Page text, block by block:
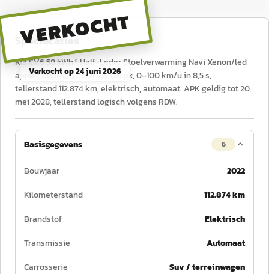
VERKOCHT
Verkocht op24 juni 2026
Specificaties
Kia EV6 58 kWh [ Half-Leder Stoelverwarming Navi Xenon/led
apple/ android] uit 2022, 170 pk, 0–100 km/u in 8,5 s,
tellerstand 112.874 km, elektrisch, automaat. APK geldig tot 20
mei 2028, tellerstand logisch volgens RDW.
Basisgegevens 6
Bouwjaar
2022
Kilometerstand
112.874 km
Brandstof
Elektrisch
Transmissie
Automaat
Carrosserie
Suv / terreinwagen